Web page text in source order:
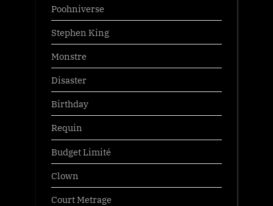
Poohniverse
Stephen King
Monstre
Disaster
Birthday
Requin
Budget Limité
Clown
Court Metrage